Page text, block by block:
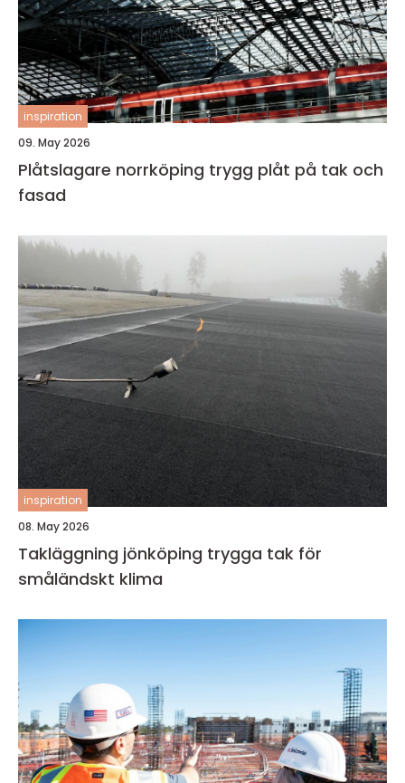
inspiration
09. May 2026
Plåtslagare norrköping trygg plåt på tak och
fasad
inspiration
08. May 2026
Takläggning jönköping trygga tak för
småländskt klima